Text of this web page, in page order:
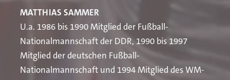
MATTHIAS SAMMER
U.a. 1986 bis 1990 Mitglied der Fußball-
Nationalmannschaft der DDR, 1990 bis 1997
Mitglied der deutschen Fußball-
Nationalmannschaft und 1994 Mitglied des WM-